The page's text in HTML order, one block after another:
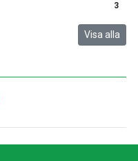
3
Visa alla